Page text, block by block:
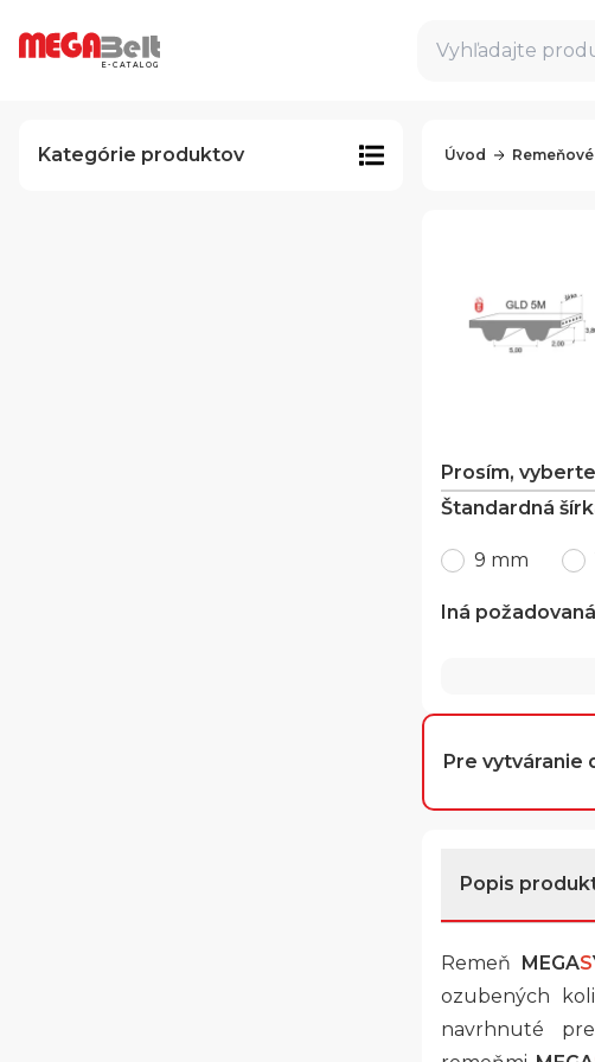
E-CATALOG
Vyhľadajte
Kategórie produktov Úvod
Prosím,
Štandardná
9 mm
Iná
Pre vytváranie
Popis
Remeň MEGAS
ozubených
navrhnuté